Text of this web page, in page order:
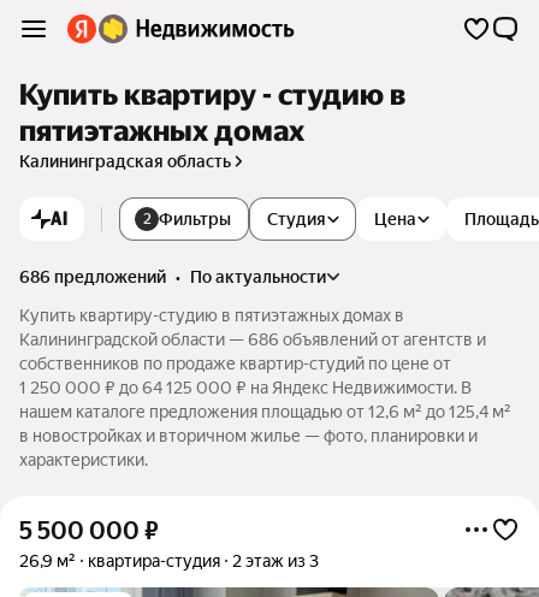
Купить квартиру - студию в
пятиэтажных домах
Калининградская область
AI 2 Фильтры Студия Цена Площадь
686 предложений •
по актуальности
Купить квартиру-студию в пятиэтажных домах в
Калининградской области — 686 объявлений от агентств и
собственников по продаже квартир-студий по цене от
1 250 000 ₽ до 64 125 000 ₽ на Яндекс Недвижимости. В
нашем каталоге предложения площадью от 12,6 м² до 125,4 м²
в новостройках и вторичном жилье — фото, планировки и
характеристики.
5 500 000 ₽
26,9 м² квартира-студия 2 этаж из 3